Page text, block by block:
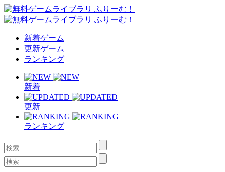
新着ゲーム
更新ゲーム
ランキング
新着
更新
ランキング